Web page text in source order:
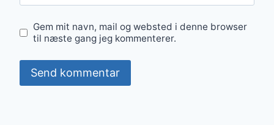
Gem mit navn, mail og websted i denne browser
til næste gang jeg kommenterer.